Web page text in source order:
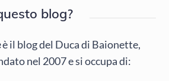
blog?
è il blog del Duca di Baionette,
nel 2007 e si occupa di: